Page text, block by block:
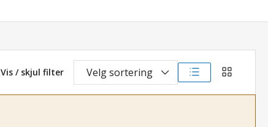
Vis / skjul filter Velg sortering
listevisning